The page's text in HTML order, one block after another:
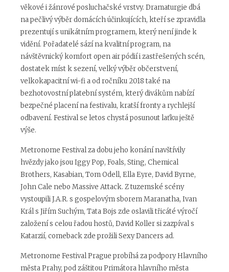
věkové i žánrové posluchačské vrstvy. Dramaturgie dbá
na pečlivý výběr domácích účinkujících, kteří se zpravidla
prezentují s unikátním programem, který není jinde k
vidění. Pořadatelé sází na kvalitní program, na
návštěvnický komfort open air pódií i zastřešených scén,
dostatek míst k sezení, velký výběr občerstvení,
velkokapacitní wi-fi a od ročníku 2018 také na
bezhotovostní platební systém, který divákům nabízí
bezpečné placení na festivalu, kratší fronty a rychlejší
odbavení. Festival se letos chystá posunout laťku ještě
výše.
Metronome Festival za dobu jeho konání navštívily
hvězdy jako jsou Iggy Pop, Foals, Sting, Chemical
Brothers, Kasabian, Tom Odell, Ella Eyre, David Byrne,
John Cale nebo Massive Attack. Z tuzemské scény
vystoupili J.A.R. s gospelovým sborem Maranatha, Ivan
Král s Jiřím Suchým, Tata Bojs zde oslavili třicáté výročí
založení s celou řadou hostů, David Koller si zazpíval s
Katarzií, comeback zde prožili Sexy Dancers ad.
Metronome Festival Prague probíhá za podpory Hlavního
města Prahy, pod záštitou Primátora hlavního města